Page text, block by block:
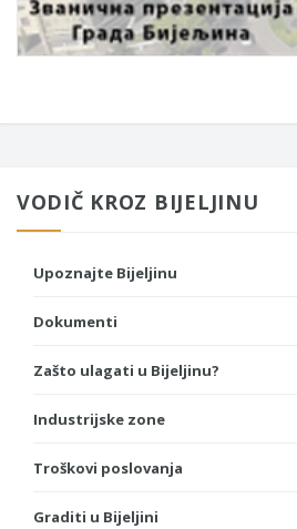
VODIČ KROZ BIJELJINU
Upoznajte Bijeljinu
Dokumenti
Zašto ulagati u Bijeljinu?
Industrijske zone
Troškovi poslovanja
Graditi u Bijeljini